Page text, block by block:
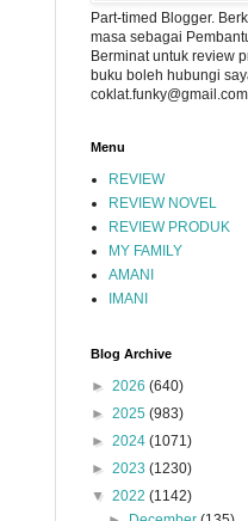
Part-timed Blogger.
masa sebagai
Berminat untuk review
buku boleh hubungi
coklat.funky@gmail.com
Menu
REVIEW
REVIEW NOVEL
REVIEW PRODUK
MY FAMILY
AMANI
IMANI
Blog Archive
► 2026 (640)
► 2025 (983)
► 2024 (1071)
► 2023 (1230)
▼ 2022 (1142)